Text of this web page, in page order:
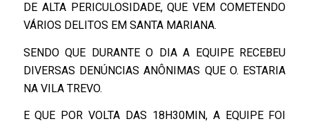
DE ALTA PERICULOSIDADE, QUE VEM COMETENDO
VÁRIOS DELITOS EM SANTA MARIANA.
SENDO QUE DURANTE O DIA A EQUIPE RECEBEU
DIVERSAS DENÚNCIAS ANÔNIMAS QUE O. ESTARIA
NA VILA TREVO.
E QUE POR VOLTA DAS 18H30MIN, A EQUIPE FOI